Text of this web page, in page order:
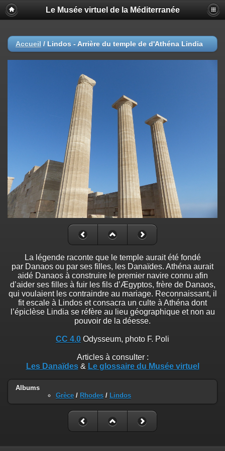
Le Musée virtuel de la Méditerranée
Accueil / Lindos - Arrière du temple de d'Athéna Lindia
La légende raconte que le temple aurait été fondé
par Danaos ou par ses filles, les Danaïdes. Athéna aurait
aidé Danaos à construire le premier navire connu afin
d’aider ses filles à fuir les fils d’Ægyptos, frère de Danaos,
qui voulaient les contraindre au mariage. Reconnaissant, il
fit escale à Lindos et consacra un culte à Athéna dont
l’épiclèse Lindia se réfère au lieu géographique et non au
pouvoir de la déesse.
CC 4.0 Odysseum, photo F. Poli
Articles à consulter :
Les Danaïdes& Le glossaire du Musée virtuel
Albums
Grèce / Rhodes / Lindos